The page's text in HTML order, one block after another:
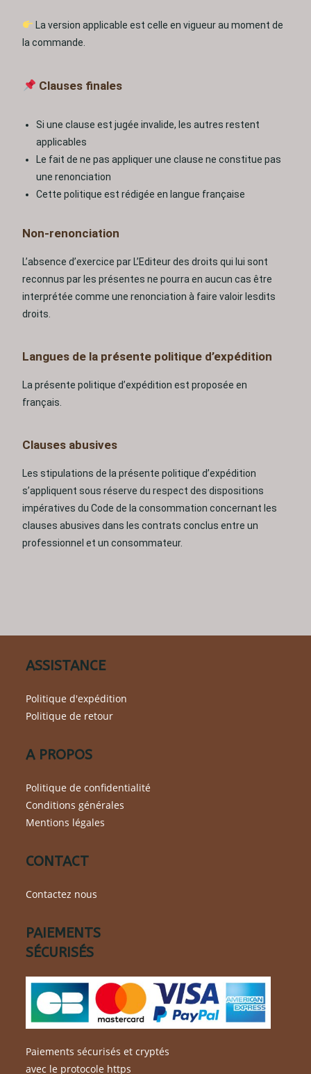
La version applicable est celle en vigueur au moment de
la commande.
Clauses finales
Si une clause est jugée invalide, les autres restent
applicables
Le fait de ne pas appliquer une clause ne constitue pas
une renonciation
Cette politique est rédigée en langue française
Non-renonciation
L’absence d’exercice par L’Editeur des droits qui lui sont
reconnus par les présentes ne pourra en aucun cas être
interprétée comme une renonciation à faire valoir lesdits
droits.
Langues de la présente politique d’expédition
La présente politique d’expédition est proposée en
français.
Clauses abusives
Les stipulations de la présente politique d’expédition
s’appliquent sous réserve du respect des dispositions
impératives du Code de la consommation concernant les
clauses abusives dans les contrats conclus entre un
professionnel et un consommateur.
ASSISTANCE
Politique d'expédition
Politique de retour
A PROPOS
Politique de confidentialité
Conditions générales
Mentions légales
CONTACT
Contactez nous
PAIEMENTS
SÉCURISÉS
Paiements sécurisés et cryptés
avec le protocole https